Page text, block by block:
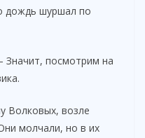
дождь шуршал по
Значит, посмотрим на
Волковых, возле
молчали, но в их